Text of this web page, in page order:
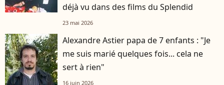
déjà vu dans des films du Splendid
23 mai 2026
Alexandre Astier papa de 7 enfants : "Je
me suis marié quelques fois... cela ne
sert à rien"
16 juin 2026